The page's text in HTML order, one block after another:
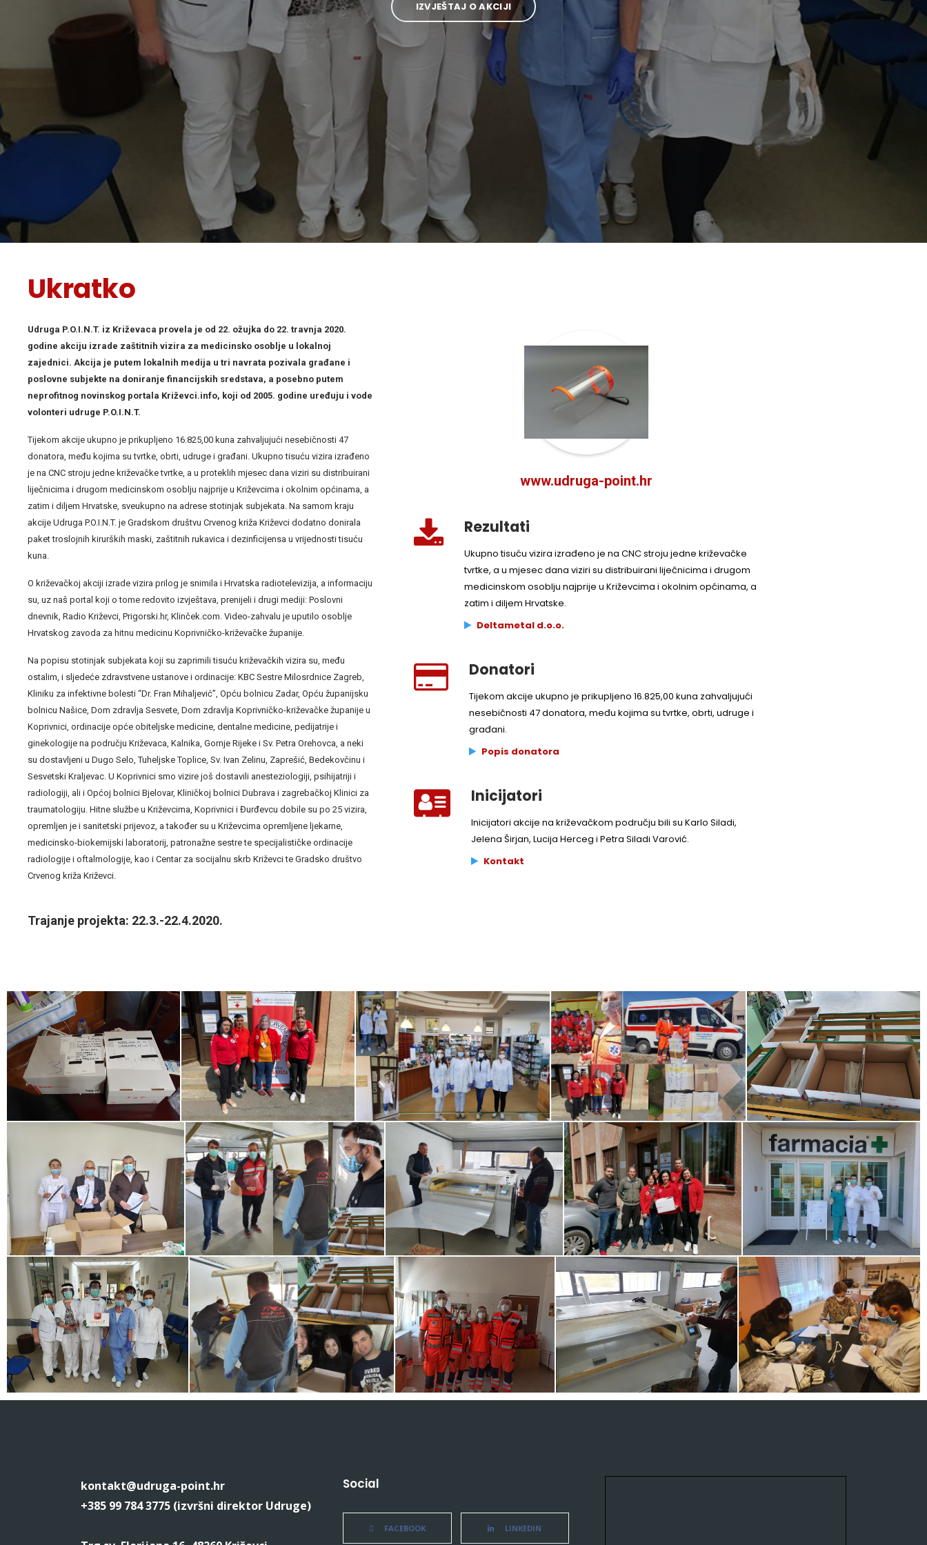
IZVJEŠTAJ O AKCIJI
Ukratko
Udruga P.O.I.N.T. iz Križevaca provela je od 22. ožujka do 22. travnja 2020.
godine akciju izrade zaštitnih vizira za medicinsko osoblje u lokalnoj
zajednici. Akcija je putem lokalnih medija u tri navrata pozivala građane i
poslovne subjekte na doniranje financijskih sredstava, a posebno putem
neprofitnog novinskog portala Križevci.info, koji od 2005. godine uređuju i vode
volonteri udruge P.O.I.N.T.
Tijekom akcije ukupno je prikupljeno 16.825,00 kuna zahvaljujući nesebičnosti 47
donatora, među kojima su tvrtke, obrti, udruge i građani. Ukupno tisuću vizira izrađeno
je na CNC stroju jedne križevačke tvrtke, a u proteklih mjesec dana viziri su distribuirani
liječnicima i drugom medicinskom osoblju najprije u Križevcima i okolnim općinama, a
zatim i diljem Hrvatske, sveukupno na adrese stotinjak subjekata. Na samom kraju
akcije Udruga P.O.I.N.T. je Gradskom društvu Crvenog križa Križevci dodatno donirala
paket troslojnih kirurških maski, zaštitnih rukavica i dezinficijensa u vrijednosti tisuću
kuna.
O križevačkoj akciji izrade vizira prilog je snimila i Hrvatska radiotelevizija, a informaciju
su, uz naš portal koji o tome redovito izvještava, prenijeli i drugi mediji: Poslovni
dnevnik, Radio Križevci, Prigorski.hr, Klinček.com. Video-zahvalu je uputilo osoblje
Hrvatskog zavoda za hitnu medicinu Koprivničko-križevačke županije.
Na popisu stotinjak subjekata koji su zaprimili tisuću križevačkih vizira su, među
ostalim, i sljedeće zdravstvene ustanove i ordinacije: KBC Sestre Milosrdnice Zagreb,
Kliniku za infektivne bolesti “Dr. Fran Mihaljević”, Opću bolnicu Zadar, Opću županijsku
bolnicu Našice, Dom zdravlja Sesvete, Dom zdravlja Koprivničko-križevačke županije u
Koprivnici, ordinacije opće obiteljske medicine, dentalne medicine, pedijatrije i
ginekologije na području Križevaca, Kalnika, Gornje Rijeke i Sv. Petra Orehovca, a neki
su dostavljeni u Dugo Selo, Tuheljske Toplice, Sv. Ivan Zelinu, Zaprešić, Bedekovčinu i
Sesvetski Kraljevac. U Koprivnici smo vizire još dostavili anesteziologiji, psihijatriji i
radiologiji, ali i Općoj bolnici Bjelovar, Kliničkoj bolnici Dubrava i zagrebačkoj Klinici za
traumatologiju. Hitne službe u Križevcima, Koprivnici i Đurđevcu dobile su po 25 vizira,
opremljen je i sanitetski prijevoz, a također su u Križevcima opremljene ljekarne,
medicinsko-biokemijski laboratorij, patronažne sestre te specijalističke ordinacije
radiologije i oftalmologije, kao i Centar za socijalnu skrb Križevci te Gradsko društvo
Crvenog križa Križevci.
Trajanje projekta: 22.3.-22.4.2020.
www.udruga-point.hr
Rezultati
Ukupno tisuću vizira izrađeno je na CNC stroju jedne križevačke
tvrtke, a u mjesec dana viziri su distribuirani liječnicima i drugom
medicinskom osoblju najprije u Križevcima i okolnim općinama, a
zatim i diljem Hrvatske.
Deltametal d.o.o.
Donatori
Tijekom akcije ukupno je prikupljeno 16.825,00 kuna zahvaljujući
nesebičnosti 47 donatora, među kojima su tvrtke, obrti, udruge i
građani.
Popis donatora
Inicijatori
Inicijatori akcije na križevačkom području bili su Karlo Siladi,
Jelena Širjan, Lucija Herceg i Petra Siladi Varović.
Kontakt
kontakt@udruga-point.hr
+385 99 784 3775 (izvršni direktor Udruge)
Social
FACEBOOK LINKEDIN